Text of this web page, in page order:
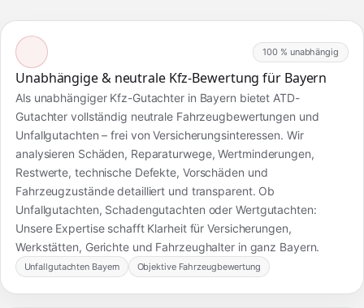
100 % unabhängig
Unabhängige & neutrale Kfz-Bewertung für Bayern
Als unabhängiger Kfz-Gutachter in Bayern bietet ATD-
Gutachter vollständig neutrale Fahrzeugbewertungen und
Unfallgutachten – frei von Versicherungsinteressen. Wir
analysieren Schäden, Reparaturwege, Wertminderungen,
Restwerte, technische Defekte, Vorschäden und
Fahrzeugzustände detailliert und transparent. Ob
Unfallgutachten, Schadengutachten oder Wertgutachten:
Unsere Expertise schafft Klarheit für Versicherungen,
Werkstätten, Gerichte und Fahrzeughalter in ganz Bayern.
Unfallgutachten Bayern Objektive Fahrzeugbewertung